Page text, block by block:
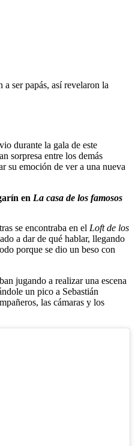
ser papás, así revelaron la
durante la gala de este
sorpresa entre los demás
su emoción de ver a una nueva
en La casa de los famosos
se encontraba en el Loft de los
a dar de qué hablar, llegando
porque se dio un beso con
jugando a realizar una escena
un pico a Sebastián
las cámaras y los